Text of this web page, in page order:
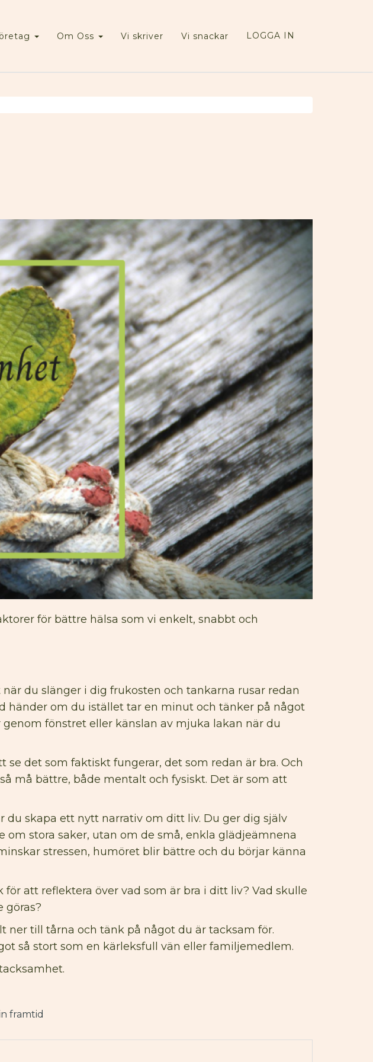
LOGGA IN
Om Oss Vi skriver Vi snackar
för bättre hälsa som vi enkelt, snabbt och
du slänger i dig frukosten och tankarna rusar redan
händer om du istället tar en minut och tänker på något
fönstret eller känslan av mjuka lakan när du
det som faktiskt fungerar, det som redan är bra. Och
må bättre, både mentalt och fysiskt. Det är som att
skapa ett nytt narrativ om ditt liv. Du ger dig själv
stora saker, utan om de små, enkla glädjeämnena
stressen, humöret blir bättre och du börjar känna
att reflektera över vad som är bra i ditt liv? Vad skulle
göras?
ner till tårna och tänk på något du är tacksam för.
så stort som en kärleksfull vän eller familjemedlem.